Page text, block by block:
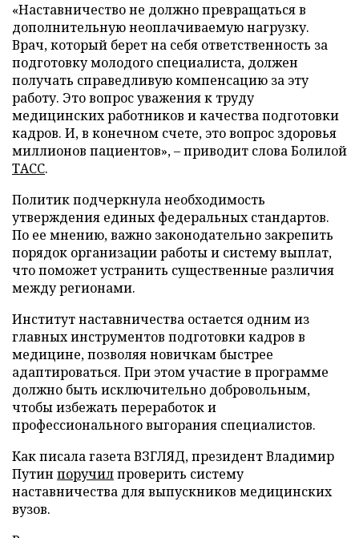
«Наставничество не должно превращаться в
дополнительную неоплачиваемую нагрузку.
Врач, который берет на себя ответственность за
подготовку молодого специалиста, должен
получать справедливую компенсацию за эту
работу. Это вопрос уважения к труду
медицинских работников и качества подготовки
кадров. И, в конечном счете, это вопрос здоровья
миллионов пациентов», – приводит слова Болилой
ТАСС.
Политик подчеркнула необходимость
утверждения единых федеральных стандартов.
По ее мнению, важно законодательно закрепить
порядок организации работы и систему выплат,
что поможет устранить существенные различия
между регионами.
Институт наставничества остается одним из
главных инструментов подготовки кадров в
медицине, позволяя новичкам быстрее
адаптироваться. При этом участие в программе
должно быть исключительно добровольным,
чтобы избежать переработок и
профессионального выгорания специалистов.
Как писала газета ВЗГЛЯД, президент Владимир
Путин поручилпроверить систему
наставничества для выпускников медицинских
вузов.